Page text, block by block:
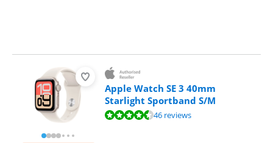
Apple Watch SE 3 40mm
Starlight Sportband S/M
Beoordeling is 9,0 van de 10, gebaseerd op 46 reviews.
46 reviews